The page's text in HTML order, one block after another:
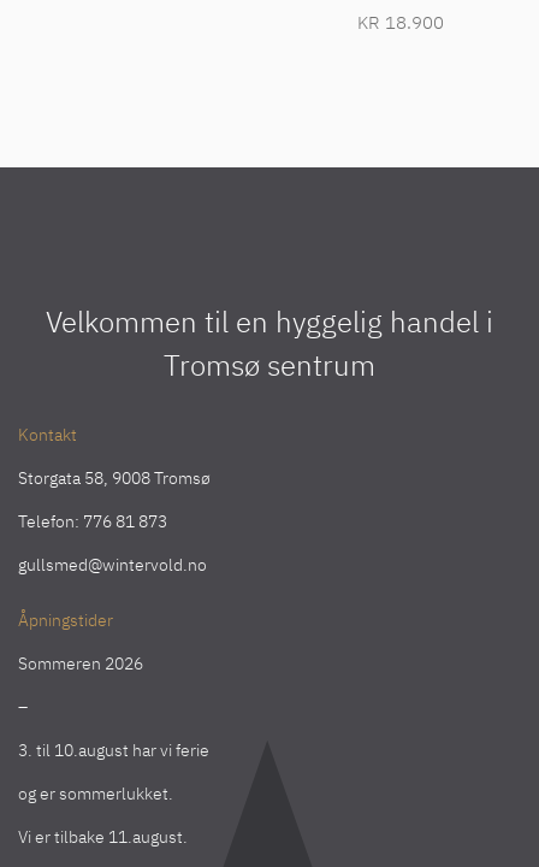
KR 18.900
Velkommen til en hyggelig handel i
Tromsø sentrum
Kontakt
Storgata 58, 9008 Tromsø
Telefon: 776 81 873
gullsmed@wintervold.no
Åpningstider
Sommeren 2026
–
3. til 10.august har vi ferie
og er sommerlukket.
Vi er tilbake 11.august.